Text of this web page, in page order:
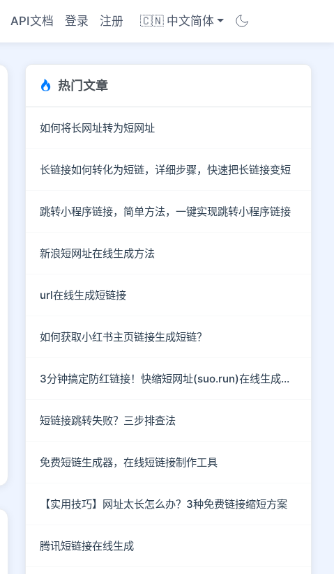
API文档 登录 注册 🇨🇳 中文简体
热门文章
如何将长网址转为短网址
长链接如何转化为短链，详细步骤，快速把长链接变短
跳转小程序链接，简单方法，一键实现跳转小程序链接
新浪短网址在线生成方法
url在线生成短链接
如何获取小红书主页链接生成短链？
3分钟搞定防红链接！快缩短网址(suo.run)在线生成指南
短链接跳转失败？三步排查法
免费短链生成器，在线短链接制作工具
【实用技巧】网址太长怎么办？3种免费链接缩短方案
腾讯短链接在线生成